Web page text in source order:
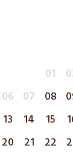
01
06 07 08
13 14 15
20 21 22